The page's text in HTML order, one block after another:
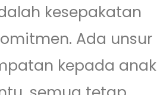
kesepakatan
Ada unsur
kepada anak